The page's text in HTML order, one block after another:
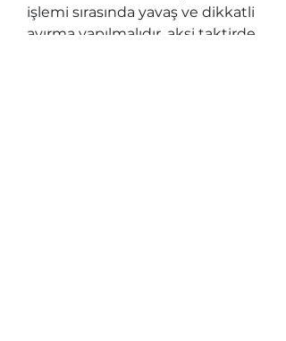
işlemi sırasında yavaş ve dikkatli
ayırma yapılmalıdır, aksi taktirde